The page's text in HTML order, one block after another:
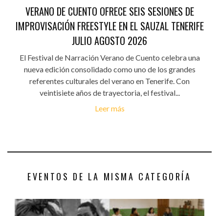
VERANO DE CUENTO OFRECE SEIS SESIONES DE
IMPROVISACIÓN FREESTYLE EN EL SAUZAL TENERIFE
JULIO AGOSTO 2026
El Festival de Narración Verano de Cuento celebra una
nueva edición consolidado como uno de los grandes
referentes culturales del verano en Tenerife. Con
veintisiete años de trayectoria, el festival...
Leer más
EVENTOS DE LA MISMA CATEGORÍA